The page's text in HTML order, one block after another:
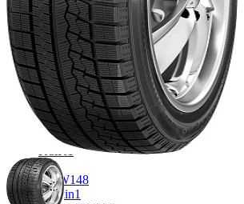
CROSS_STREET30
Eurodisk1
FF 33
FR REPLICA2
GR34
Grizzly3
iFree1014
iFree Original53
Ikon1
INFORGED1
1
K72
KDW148
Keskin1